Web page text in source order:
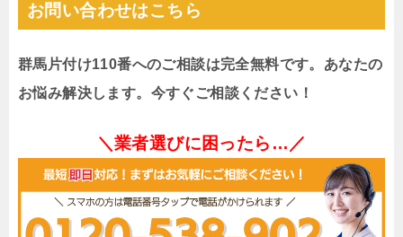
お問い合わせはこちら
群馬片付け110番へのご相談は完全無料です。あなたの
お悩み解決します。今すぐご相談ください！
＼業者選びに困ったら…／